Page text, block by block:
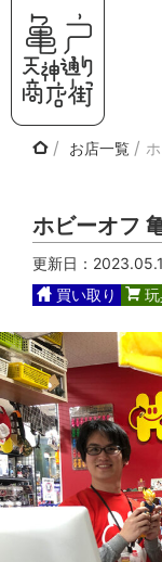
Skip
content
お店一覧
ホビーオフ
更新日：
買い取り